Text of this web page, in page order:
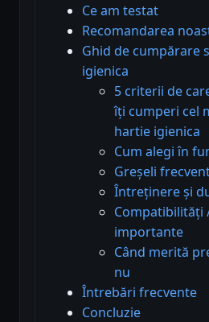
Ce am testat
Recomandarea
Ghid de cumpărare
igienica
5 criterii de
îți cumperi cel
hartie igienica
Cum alegi în
Greșeli
Întreținere și
Compatibilități
importante
Când merită
nu
Întrebări frecvente
Concluzie